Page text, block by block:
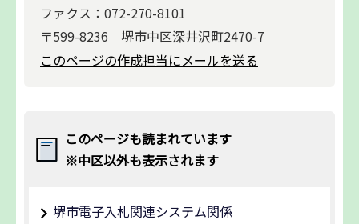
ファクス：072-270-8101
〒599-8236 堺市中区深井沢町2470-7
このページの作成担当にメールを送る
このページも読まれています
※中区以外も表示されます
堺市電子入札関連システム関係